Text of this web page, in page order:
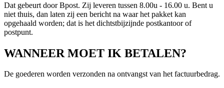
Dat gebeurt door Bpost. Zij leveren tussen 8.00u - 16.00 u. Bent u
niet thuis, dan laten zij een bericht na waar het pakket kan
opgehaald worden; dat is het dichtstbijzijnde postkantoor of
postpunt.
WANNEER MOET IK BETALEN?
De goederen worden verzonden na ontvangst van het factuurbedrag.